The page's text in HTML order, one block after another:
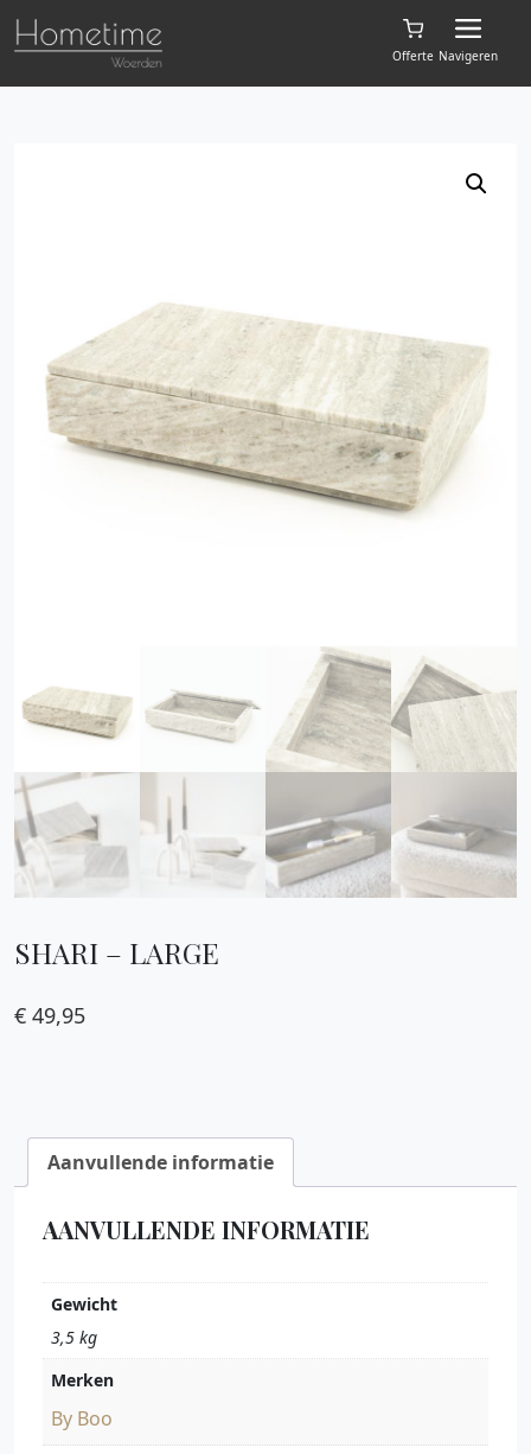
Offerte Navigeren
SHARI – LARGE
€ 49,95
Aanvullende informatie
AANVULLENDE INFORMATIE
Gewicht
3,5 kg
Merken
By Boo